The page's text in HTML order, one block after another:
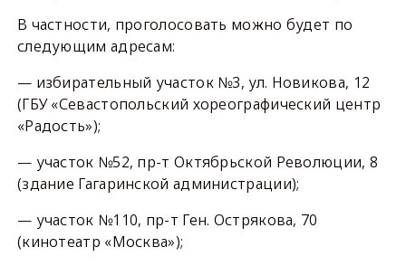
В частности, проголосовать можно будет по
следующим адресам:
— избирательный участок №3, ул. Новикова, 12
(ГБУ «Севастопольский хореографический центр
«Радость»);
— участок №52, пр-т Октябрьской Революции, 8
(здание Гагаринской администрации);
— участок №110, пр-т Ген. Острякова, 70
(кинотеатр «Москва»);